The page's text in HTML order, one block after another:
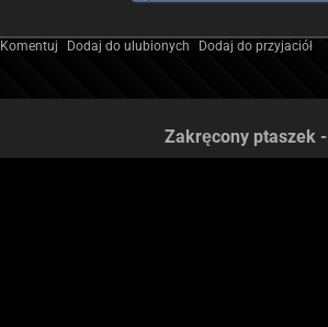
Komentuj Dodaj do ulubionych Dodaj do przyjaciół
Zakręcony ptaszek -